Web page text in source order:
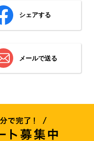
シェアする
メールで送る